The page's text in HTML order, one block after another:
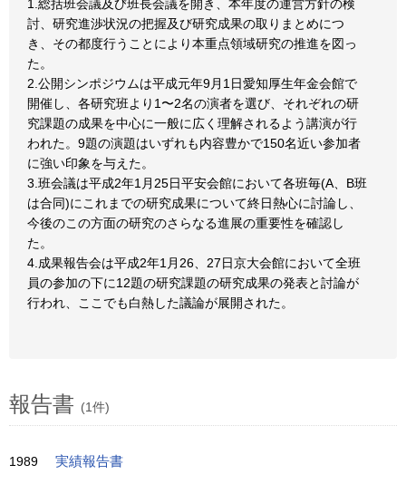
1.総括班会議及び班長会議を開き、本年度の運営方針の検
討、研究進渉状況の把握及び研究成果の取りまとめにつ
き、その都度行うことにより本重点領域研究の推進を図っ
た。
2.公開シンポジウムは平成元年9月1日愛知厚生年金会館で
開催し、各研究班より1〜2名の演者を選び、それぞれの研
究課題の成果を中心に一般に広く理解されるよう講演が行
われた。9題の演題はいずれも内容豊かで150名近い参加者
に強い印象を与えた。
3.班会議は平成2年1月25日平安会館において各班毎(A、B班
は合同)にこれまでの研究成果について終日熱心に討論し、
今後のこの方面の研究のさらなる進展の重要性を確認し
た。
4.成果報告会は平成2年1月26、27日京大会館において全班
員の参加の下に12題の研究課題の研究成果の発表と討論が
行われ、ここでも白熱した議論が展開された。
報告書 (1件)
1989 実績報告書